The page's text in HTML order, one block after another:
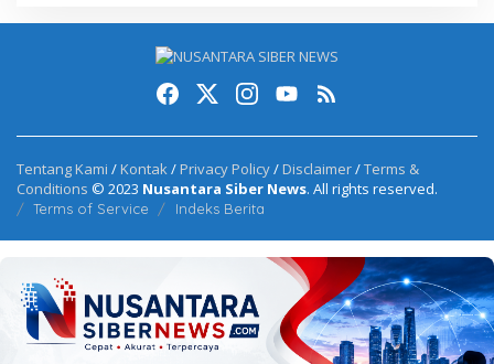
Tentang Kami /Kontak/Privacy Policy/Disclaimer/Terms &
Conditions © 2023 Nusantara Siber News. All rights reserved.
Terms of Service Indeks Berita